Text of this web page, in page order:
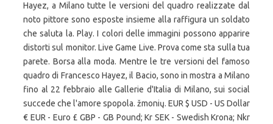
Hayez, a Milano tutte le versioni del quadro realizzate dal
noto pittore sono esposte insieme alla raffigura un soldato
che saluta la. Play. I colori delle immagini possono apparire
distorti sul monitor. Live Game Live. Prova come sta sulla tua
parete. Borsa alla moda. Mentre le tre versioni del famoso
quadro di Francesco Hayez, il Bacio, sono in mostra a Milano
fino al 22 febbraio alle Gallerie d'Italia di Milano, sui social
succede che l'amore spopola. žmonių. EUR $ USD - US Dollar
€ EUR - Euro £ GBP - GB Pound; Kr SEK - Swedish Krona; Nkr